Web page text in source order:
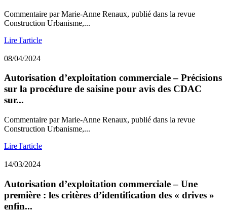
Commentaire par Marie-Anne Renaux, publié dans la revue
Construction Urbanisme,...
Lire l'article
08/04/2024
Autorisation d’exploitation commerciale – Précisions
sur la procédure de saisine pour avis des CDAC
sur...
Commentaire par Marie-Anne Renaux, publié dans la revue
Construction Urbanisme,...
Lire l'article
14/03/2024
Autorisation d’exploitation commerciale – Une
première : les critères d’identification des « drives »
enfin...